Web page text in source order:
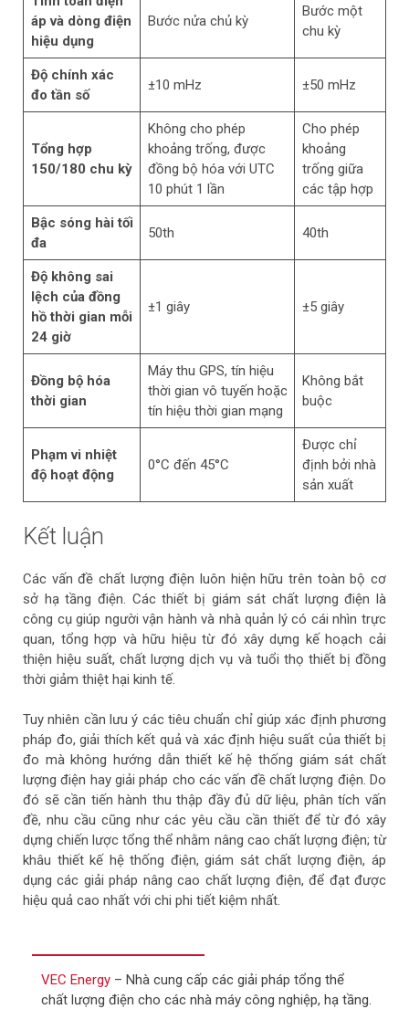
áp và dòng điện
hiệu dụng
Bước nửa chủ kỳ
Bước một
chu kỳ
Độ chính xác
đo tần số
±10 mHz ±50 mHz
Tổng hợp
150/180 chu kỳ
Không cho phép
khoảng trống, được
đồng bộ hóa với UTC
10 phút 1 lần
Cho phép
khoảng
trống giữa
các tập hợp
Bậc sóng hài tối
đa
50th 40th
Độ không sai
lệch của đồng
hồ thời gian mỗi
24 giờ
±1 giây ±5 giây
Đồng bộ hóa
thời gian
Máy thu GPS, tín hiệu
thời gian vô tuyến hoặc
tín hiệu thời gian mạng
Không bắt
buộc
Phạm vi nhiệt
độ hoạt động
0°C đến 45°C
Được chỉ
định bởi nhà
sản xuất
Kết luận
Các vấn đề chất lượng điện luôn hiện hữu trên toàn bộ cơ
sở hạ tầng điện. Các thiết bị giám sát chất lượng điện là
công cụ giúp người vận hành và nhà quản lý có cái nhìn trực
quan, tổng hợp và hữu hiệu từ đó xây dựng kế hoạch cải
thiện hiệu suất, chất lượng dịch vụ và tuổi thọ thiết bị đồng
thời giảm thiệt hại kinh tế.
Tuy nhiên cần lưu ý các tiêu chuẩn chỉ giúp xác định phương
pháp đo, giải thích kết quả và xác định hiệu suất của thiết bị
đo mà không hướng dẫn thiết kế hệ thống giám sát chất
lượng điện hay giải pháp cho các vấn đề chất lượng điện. Do
đó sẽ cần tiến hành thu thập đầy đủ dữ liệu, phân tích vấn
đề, nhu cầu cũng như các yêu cầu cần thiết để từ đó xây
dựng chiến lược tổng thể nhằm nâng cao chất lượng điện; từ
khâu thiết kế hệ thống điện, giám sát chất lượng điện, áp
dụng các giải pháp nâng cao chất lượng điện, để đạt được
hiệu quả cao nhất với chi phi tiết kiệm nhất.
VEC Energy – Nhà cung cấp các giải pháp tổng thể
chất lượng điện cho các nhà máy công nghiệp, hạ tầng.